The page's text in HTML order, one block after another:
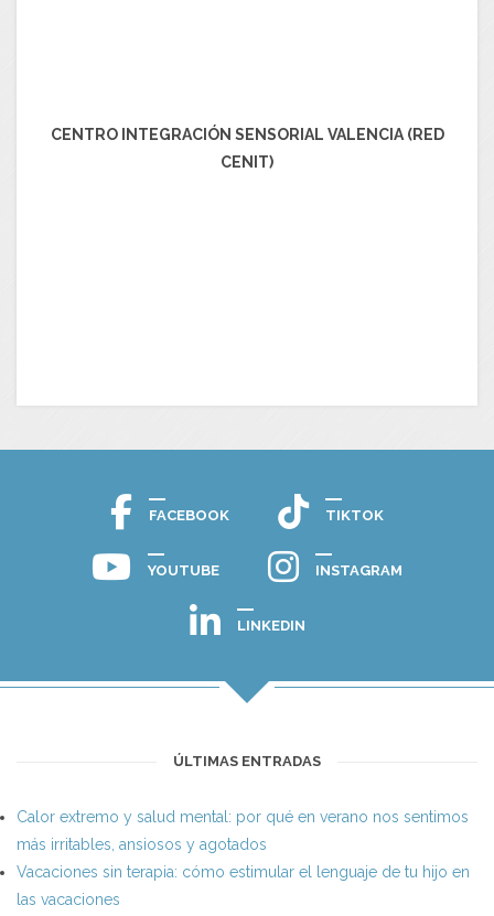
CENTRO INTEGRACIÓN SENSORIAL VALENCIA (RED
CENIT)
FACEBOOK TIKTOK
YOUTUBE INSTAGRAM
LINKEDIN
ÚLTIMAS ENTRADAS
Calor extremo y salud mental: por qué en verano nos sentimos
más irritables, ansiosos y agotados
Vacaciones sin terapia: cómo estimular el lenguaje de tu hijo en
las vacaciones